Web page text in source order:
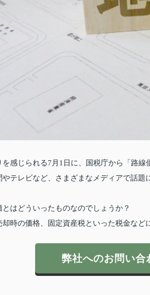
感じられる7月1日に、国税庁から「路線
やテレビなど、さまざまなメディアで話
はどういったものなのでしょうか？
時の価格、固定資産税といった税金など
弊社へのお問い合